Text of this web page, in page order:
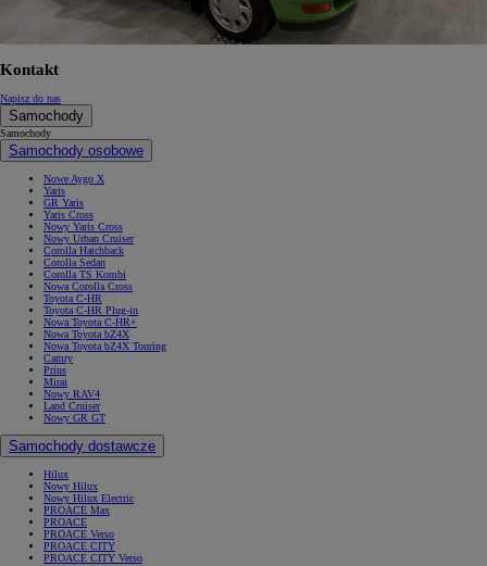
Kontakt
Napisz do nas
Samochody
Samochody
Samochody osobowe
Nowe Aygo X
Yaris
GR Yaris
Yaris Cross
Nowy Yaris Cross
Nowy Urban Cruiser
Corolla Hatchback
Corolla Sedan
Corolla TS Kombi
Nowa Corolla Cross
Toyota C-HR
Toyota C-HR Plug-in
Nowa Toyota C-HR+
Nowa Toyota bZ4X
Nowa Toyota bZ4X Touring
Camry
Prius
Mirai
Nowy RAV4
Land Cruiser
Nowy GR GT
Samochody dostawcze
Hilux
Nowy Hilux
Nowy Hilux Electric
PROACE Max
PROACE
PROACE Verso
PROACE CITY
PROACE CITY Verso